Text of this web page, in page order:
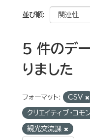
並び順
5 件のデ
りました
フォーマット: CSV
クリエイティブ・コモ
観光交流課